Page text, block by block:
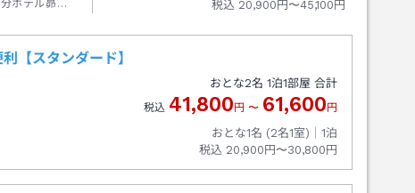
ホテル昴下
税込 20,900円〜45,100円
スタンダード】
おとな2名 1泊1部屋 合計
税込 41,800 円 〜 61,600 円
おとな1名 (2名1室)｜ 1泊
税込 20,900円〜30,800円